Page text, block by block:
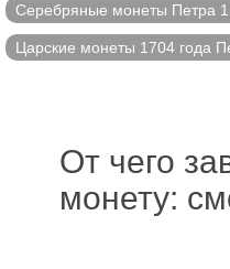
Серебряные монеты Петра
Царские монеты 1704 года
От чего
монету: